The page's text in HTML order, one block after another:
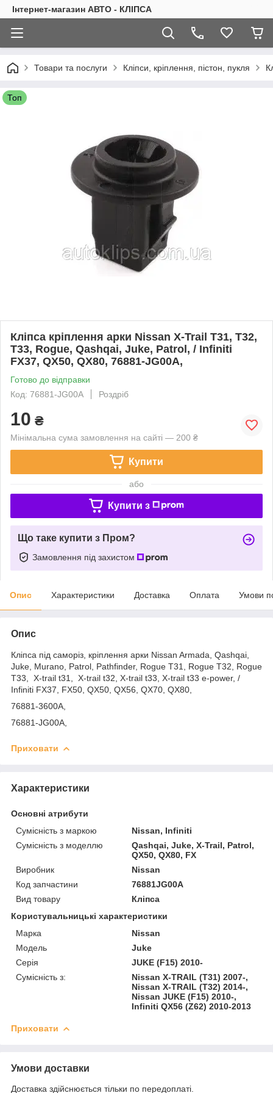
Інтернет-магазин АВТО - КЛІПСА
Товари та послуги Кліпси, кріплення, пістон, пукля
Топ
Кліпса кріплення арки Nissan X-Trail T31, T32,
T33, Rogue, Qashqai, Juke, Patrol, / Infiniti
FX37, QX50, QX80, 76881-JG00A,
Готово до відправки
Код: 76881-JG00A
Роздріб
10 ₴
Мінімальна сума замовлення на сайті — 200 ₴
Купити
або
Купити з
Що таке купити з Пром?
Замовлення під захистом
Опис Характеристики Доставка Оплата Умови
Опис
Кліпса під саморіз, кріплення арки Nissan Armada, Qashqai,
Juke, Murano, Patrol, Pathfinder, Rogue T31, Rogue T32, Rogue
T33, X-trail t31, X-trail t32, X-trail t33, X-trail t33 e-power, /
Infiniti FX37, FX50, QX50, QX56, QX70, QX80,
76881-3600A,
76881-JG00A,
Приховати
Характеристики
Основні атрибути
Сумісність з маркою
Nissan, Infiniti
Сумісність з моделлю
Qashqai, Juke, X-Trail, Patrol,
QX50, QX80, FX
Виробник
Nissan
Код запчастини
76881JG00A
Вид товару
Кліпса
Користувальницькі характеристики
Марка
Nissan
Модель
Juke
Серія
JUKE (F15) 2010-
Сумісність з:
Nissan X-TRAIL (T31) 2007-,
Nissan X-TRAIL (T32) 2014-,
Nissan JUKE (F15) 2010-,
Infiniti QX56 (Z62) 2010-2013
Приховати
Умови доставки
Доставка здійснюється тільки по передоплаті.